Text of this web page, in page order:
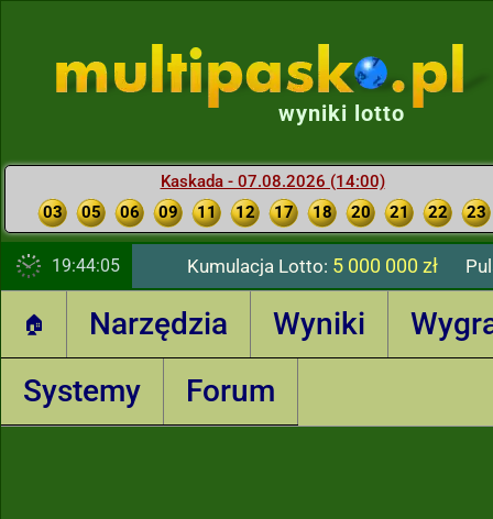
wyniki lotto
Kaskada - 07.08.2026 (14:00)
03
05 06 09 11 12 17 18 20 21 22 23
19:44:06 Kumulacja Lotto: 5 000 000 zł
🏠 Narzędzia Wyniki
Systemy
Forum